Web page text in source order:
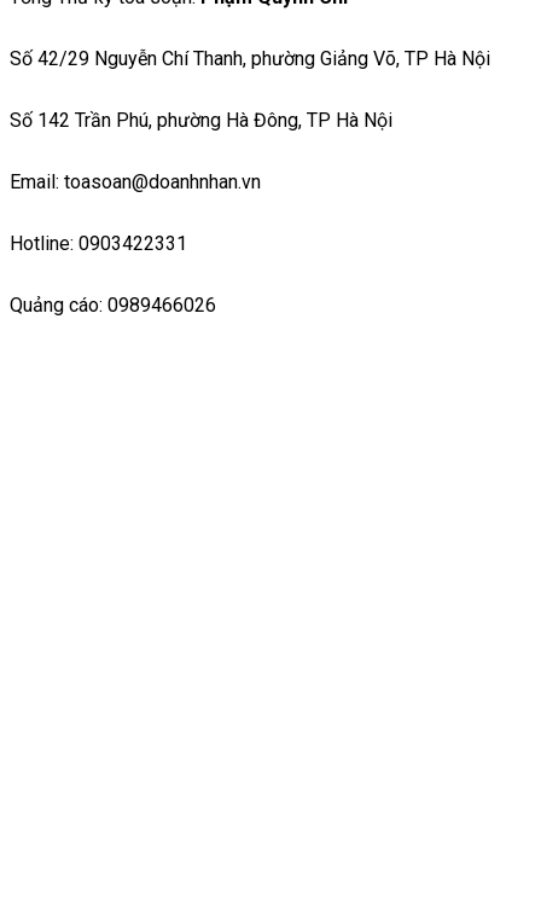
Số 42/29 Nguyễn Chí Thanh, phường Giảng Võ, TP Hà Nội
Số 142 Trần Phú, phường Hà Đông, TP Hà Nội
Email: toasoan@doanhnhan.vn
Hotline: 0903422331
Quảng cáo: 0989466026